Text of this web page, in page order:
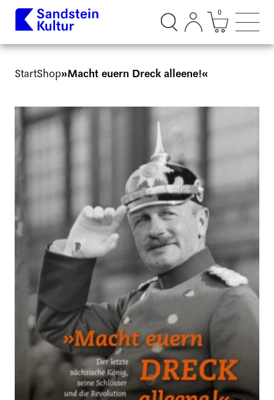
Suchdialog öffnen
Mini
0
StartShop»Macht euern Dreck alleene!«